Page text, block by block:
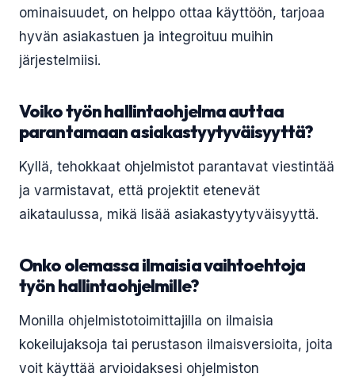
ominaisuudet, on helppo ottaa käyttöön, tarjoaa
hyvän asiakastuen ja integroituu muihin
järjestelmiisi.
Voiko työn hallintaohjelma auttaa
parantamaan asiakastyytyväisyyttä?
Kyllä, tehokkaat ohjelmistot parantavat viestintää
ja varmistavat, että projektit etenevät
aikataulussa, mikä lisää asiakastyytyväisyyttä.
Onko olemassa ilmaisia vaihtoehtoja
työn hallintaohjelmille?
Monilla ohjelmistotoimittajilla on ilmaisia
kokeilujaksoja tai perustason ilmaisversioita, joita
voit käyttää arvioidaksesi ohjelmiston